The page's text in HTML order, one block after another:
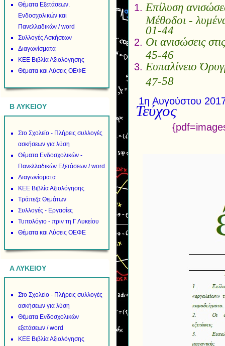
Θέματα Εξετάσεων.
Ενδοσχολικών και
Πανελλαδικών / word
Συλλογές Ασκήσεων
Διαγωνίσματα
ΚΕΕ Βιβλία Αξιολόγησης
Θέματα και Λύσεις ΟΕΦΕ
B ΛΥΚΕΙΟΥ
Στο Σχολείο - Πλήρεις συλλογές
ασκήσεων για λύση
Θέματα Ενδοσχολικών -
Πανελλαδικών Εξετάσεων / word
Διαγωνίσματα
ΚΕΕ Βιβλία Αξιολόγησης
Τράπεζα Θεμάτων
Συλλογές - Εργασίες
Τυπολόγιο - πριν τη Γ Λυκείου
Θέματα και Λύσεις ΟΕΦΕ
Α ΛΥΚΕΙΟΥ
Στο Σχολείο - Πλήρεις συλλογές
ασκήσεων για λύση
Θέματα Ενδοσχολικών
εξετάσεων / word
ΚΕΕ Βιβλία Αξιολόγησης
Επίλυση
Μέθοδοι
01-44
Οι
45-46
Ευπαλίνειο
47-58
1η
Τεύχος